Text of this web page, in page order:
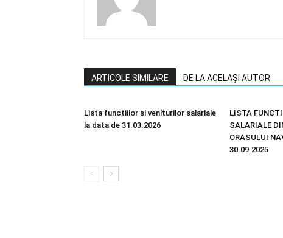
ARTICOLE SIMILARE DE LA ACELAȘI AUTOR
Lista functiilor si veniturilor salariale
la data de 31.03.2026
LISTA
SALARIALE
ORASULUI
30.09.2025